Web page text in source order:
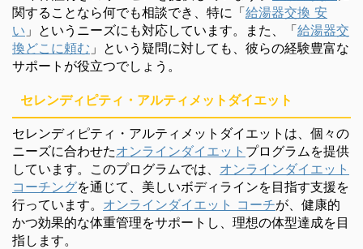
関することなら何でも相談でき、特に「給湯器交換 安
い 」というニーズにも対応しています。また、「給湯器交
換どこに頼む 」という疑問に対しても、彼らの経験豊富な
サポートが役立つでしょう。
セレンディピティ・アルティメットダイエット
セレンディピティ・アルティメットダイエットは、個々の
ニーズに合わせたオンラインダイエット プログラムを提供
しています。このプログラムでは、 オンラインダイエット
コーチングを通じて、美しいボディラインを目指す支援を
行っています。 オンラインダイエット コーチが、健康的
かつ効果的な体重管理をサポートし、理想の体型達成を目
指します。